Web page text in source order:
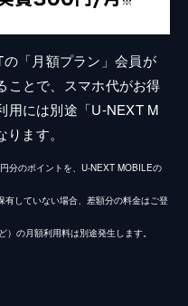
「月額プラン」会員が
ことで、スマホ代がお得
用には別途「U-NEXT M
ます。
分のポイントを、U-NEXT MOBILEの
していない場合、差額分の料金はご登
の月額利用料は別途発生します。